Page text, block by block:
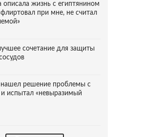
описала жизнь с египтянином
при мне, не считал
сочетание для защиты
решение проблемы с
испытал «невыразимый